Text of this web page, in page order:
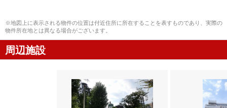
※地図上に表示される物件の位置は付近住所に所在することを表すものであり、実際の
物件所在地とは異なる場合がございます。
周辺施設